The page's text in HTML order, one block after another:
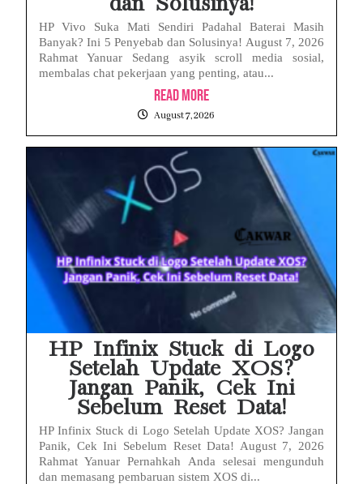
HP Vivo Suka Mati Sendiri Padahal Baterai Masih
Banyak? Ini 5 Penyebab dan Solusinya! August 7, 2026
Rahmat Yanuar Sedang asyik scroll media sosial,
membalas chat pekerjaan yang penting, atau...
Read More
August 7, 2026
HP Infinix Stuck di Logo
Setelah Update XOS?
Jangan Panik, Cek Ini
Sebelum Reset Data!
HP Infinix Stuck di Logo Setelah Update XOS? Jangan
Panik, Cek Ini Sebelum Reset Data! August 7, 2026
Rahmat Yanuar Pernahkah Anda selesai mengunduh
dan memasang pembaruan sistem XOS di...